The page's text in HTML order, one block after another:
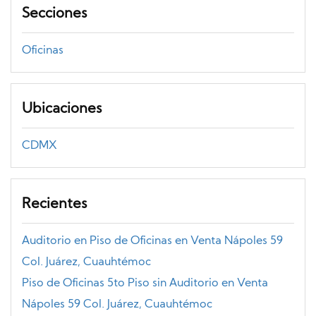
Secciones
Oficinas
Ubicaciones
CDMX
Recientes
Auditorio en Piso de Oficinas en Venta Nápoles 59
Col. Juárez, Cuauhtémoc
Piso de Oficinas 5to Piso sin Auditorio en Venta
Nápoles 59 Col. Juárez, Cuauhtémoc